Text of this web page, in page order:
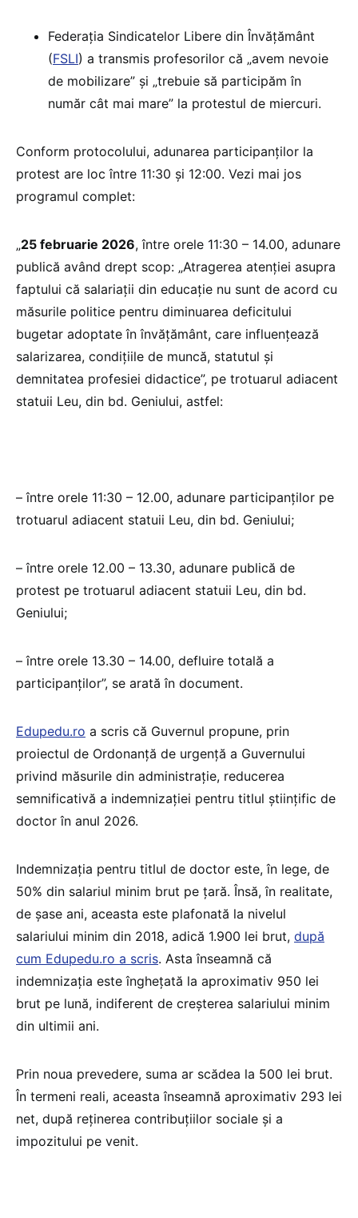
Federația Sindicatelor Libere din Învățământ
(FSLI) a transmis profesorilor că „avem nevoie
de mobilizare” și „trebuie să participăm în
număr cât mai mare” la protestul de miercuri.
Conform protocolului, adunarea participanților la
protest are loc între 11:30 și 12:00. Vezi mai jos
programul complet:
„25 februarie 2026, între orele 11:30 – 14.00, adunare
publică având drept scop: „Atragerea atenţiei asupra
faptului că salariaţii din educaţie nu sunt de acord cu
măsurile politice pentru diminuarea deficitului
bugetar adoptate în învăţământ, care influenţează
salarizarea, condiţiile de muncă, statutul şi
demnitatea profesiei didactice”, pe trotuarul adiacent
statuii Leu, din bd. Geniului, astfel:
– între orele 11:30 – 12.00, adunare participanţilor pe
trotuarul adiacent statuii Leu, din bd. Geniului;
– între orele 12.00 – 13.30, adunare publică de
protest pe trotuarul adiacent statuii Leu, din bd.
Geniului;
– între orele 13.30 – 14.00, defluire totală a
participanţilor”, se arată în document.
Edupedu.ro a scris că Guvernul propune, prin
proiectul de Ordonanță de urgență a Guvernului
privind măsurile din administrație, reducerea
semnificativă a indemnizației pentru titlul științific de
doctor în anul 2026.
Indemnizația pentru titlul de doctor este, în lege, de
50% din salariul minim brut pe țară. Însă, în realitate,
de șase ani, aceasta este plafonată la nivelul
salariului minim din 2018, adică 1.900 lei brut, după
cum Edupedu.ro a scris. Asta înseamnă că
indemnizația este înghețată la aproximativ 950 lei
brut pe lună, indiferent de creșterea salariului minim
din ultimii ani.
Prin noua prevedere, suma ar scădea la 500 lei brut.
În termeni reali, aceasta înseamnă aproximativ 293 lei
net, după reținerea contribuțiilor sociale și a
impozitului pe venit.